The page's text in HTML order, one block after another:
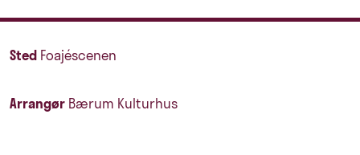
Sted Foajéscenen
Arrangør Bærum Kulturhus